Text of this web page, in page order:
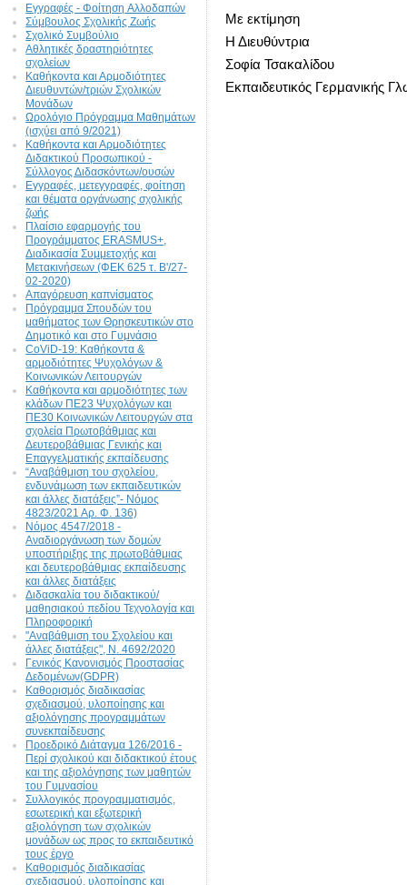
Εγγραφές - Φοίτηση Aλλοδαπών
Σύμβουλος Σχολικής Ζωής
Σχολικό Συμβούλιο
Αθλητικές δραστηριότητες
σχολείων
Καθήκοντα και Αρμοδιότητες
Διευθυντών/τριών Σχολικών
Μονάδων
Ωρολόγιο Πρόγραμμα Μαθημάτων
(ισχύει από 9/2021)
Καθήκοντα και Αρμοδιότητες
Διδακτικού Προσωπικού -
Σύλλογος Διδασκόντων/ουσών
Εγγραφές, μετεγγραφές, φοίτηση
και θέματα οργάνωσης σχολικής
ζωής
Πλαίσιο εφαρμογής του
Προγράμματος ERASMUS+,
Διαδικασία Συμμετοχής και
Μετακινήσεων (ΦΕΚ 625 τ. Β'/27-
02-2020)
Απαγόρευση καπνίσματος
Πρόγραμμα Σπουδών του
μαθήματος των Θρησκευτικών στο
Δημοτικό και στο Γυμνάσιο
CoViD-19: Kαθήκοντα &
αρμοδιότητες Ψυχολόγων &
Κοινωνικών Λειτουργών
Καθήκοντα και αρμοδιότητες των
κλάδων ΠΕ23 Ψυχολόγων και
ΠΕ30 Κοινωνικών Λειτουργών στα
σχολεία Πρωτοβάθμιας και
Δευτεροβάθμιας Γενικής και
Επαγγελματικής εκπαίδευσης
“Αναβάθμιση του σχολείου,
ενδυνάμωση των εκπαιδευτικών
και άλλες διατάξεις”- Νόμος
4823/2021 Αρ. Φ. 136)
Νόμος 4547/2018 -
Αναδιοργάνωση των δομών
υποστήριξης της πρωτοβάθμιας
και δευτεροβάθμιας εκπαίδευσης
και άλλες διατάξεις
Διδασκαλία του διδακτικού/
μαθησιακού πεδίου Τεχνολογία και
Πληροφορική
"Αναβάθμιση του Σχολείου και
άλλες διατάξεις", N. 4692/2020
Γενικός Κανονισμός Προστασίας
Δεδομένων(GDPR)
Καθορισμός διαδικασίας
σχεδιασμού, υλοποίησης και
αξιολόγησης προγραμμάτων
συνεκπαίδευσης
Προεδρικό Διάταγμα 126/2016 -
Περί σχολικού και διδακτικού έτους
και της αξιολόγησης των μαθητών
του Γυμνασίου
Συλλογικός προγραμματισμός,
εσωτερική και εξωτερική
αξιολόγηση των σχολικών
μονάδων ως προς το εκπαιδευτικό
τους έργο
Καθορισμός διαδικασίας
σχεδιασμού, υλοποίησης και
Με εκτίμηση
Η Διευθύντρια
Σοφία Τσακαλίδου
Εκπαιδευτικός Γερμανικής